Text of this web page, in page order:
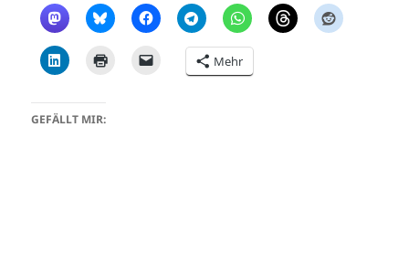
Mehr
GEFÄLLT MIR: